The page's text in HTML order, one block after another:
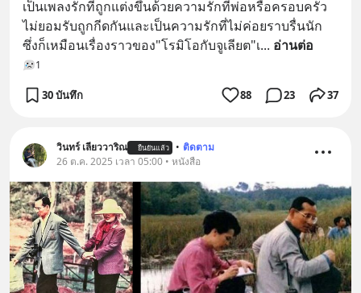
เป็นเพลงรักที่ถูกแต่งขึ้นด้วยความรักที่พ่อหรือครอบครัว
ไม่ยอมรับถูกกีดกันและเป็นความรักที่ไม่ค่อยราบรื่นนัก
ซึ่งก็เหมือนเรื่องราวของ"โรมิโอกับจูเลียต"เ... อ่านต่อ
1
30 บันทึก 88 23 37
วินทร์ เลียววาริณ ยืนยันแล้ว • ติดตาม
26 ต.ค. 2025 เวลา 05:00 • หนังสือ